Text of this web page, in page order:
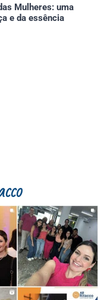
Mulheres: uma
e da essência